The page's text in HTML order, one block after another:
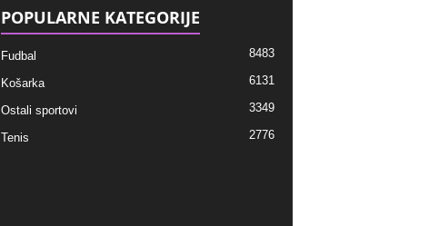
POPULARNE KATEGORIJE
Fudbal 8483
Košarka 6131
Ostali sportovi 3349
Tenis 2776